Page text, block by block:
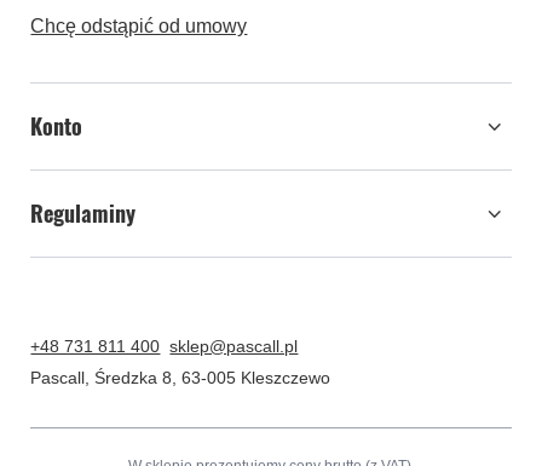
Chcę odstąpić od umowy
Konto
Regulaminy
+48 731 811 400 sklep@pascall.pl
Pascall ,Średzka 8 ,63-005 Kleszczewo